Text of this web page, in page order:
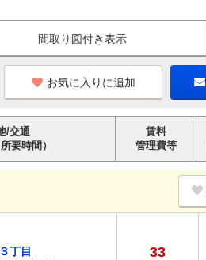
間取り図付き表示
お気に入りに追加
/交通
要時間）
賃料
管理費等
丁目
33